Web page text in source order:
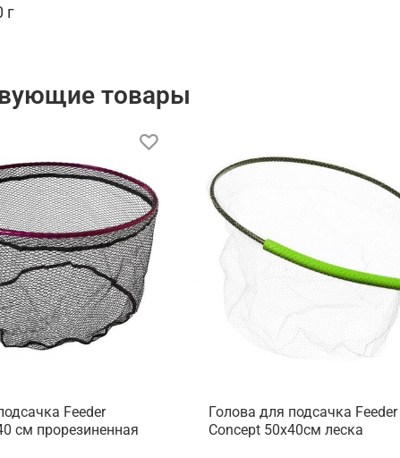
г
товары
Feeder
см прорезиненная
Голова для подсачка Feeder
Concept 50х40см леска